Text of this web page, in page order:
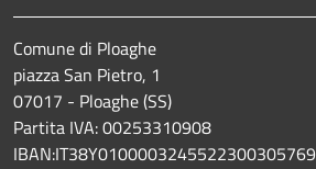
Comune di Ploaghe
piazza San Pietro, 1
07017 - Ploaghe (SS)
Partita IVA: 00253310908
IBAN:IT38Y0100003245522300305769